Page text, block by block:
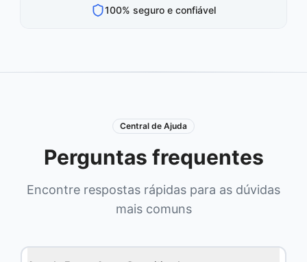
100% seguro e confiável
Central de Ajuda
Perguntas frequentes
Encontre respostas rápidas para as dúvidas
mais comuns